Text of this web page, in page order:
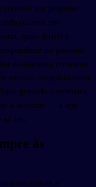
um pequeno
palavra em
quão difícil a
no passado.
exatamente o mesmo
revisão completamente
gravado à primeira,
a assentar — a app
só teu.
às
um exame e